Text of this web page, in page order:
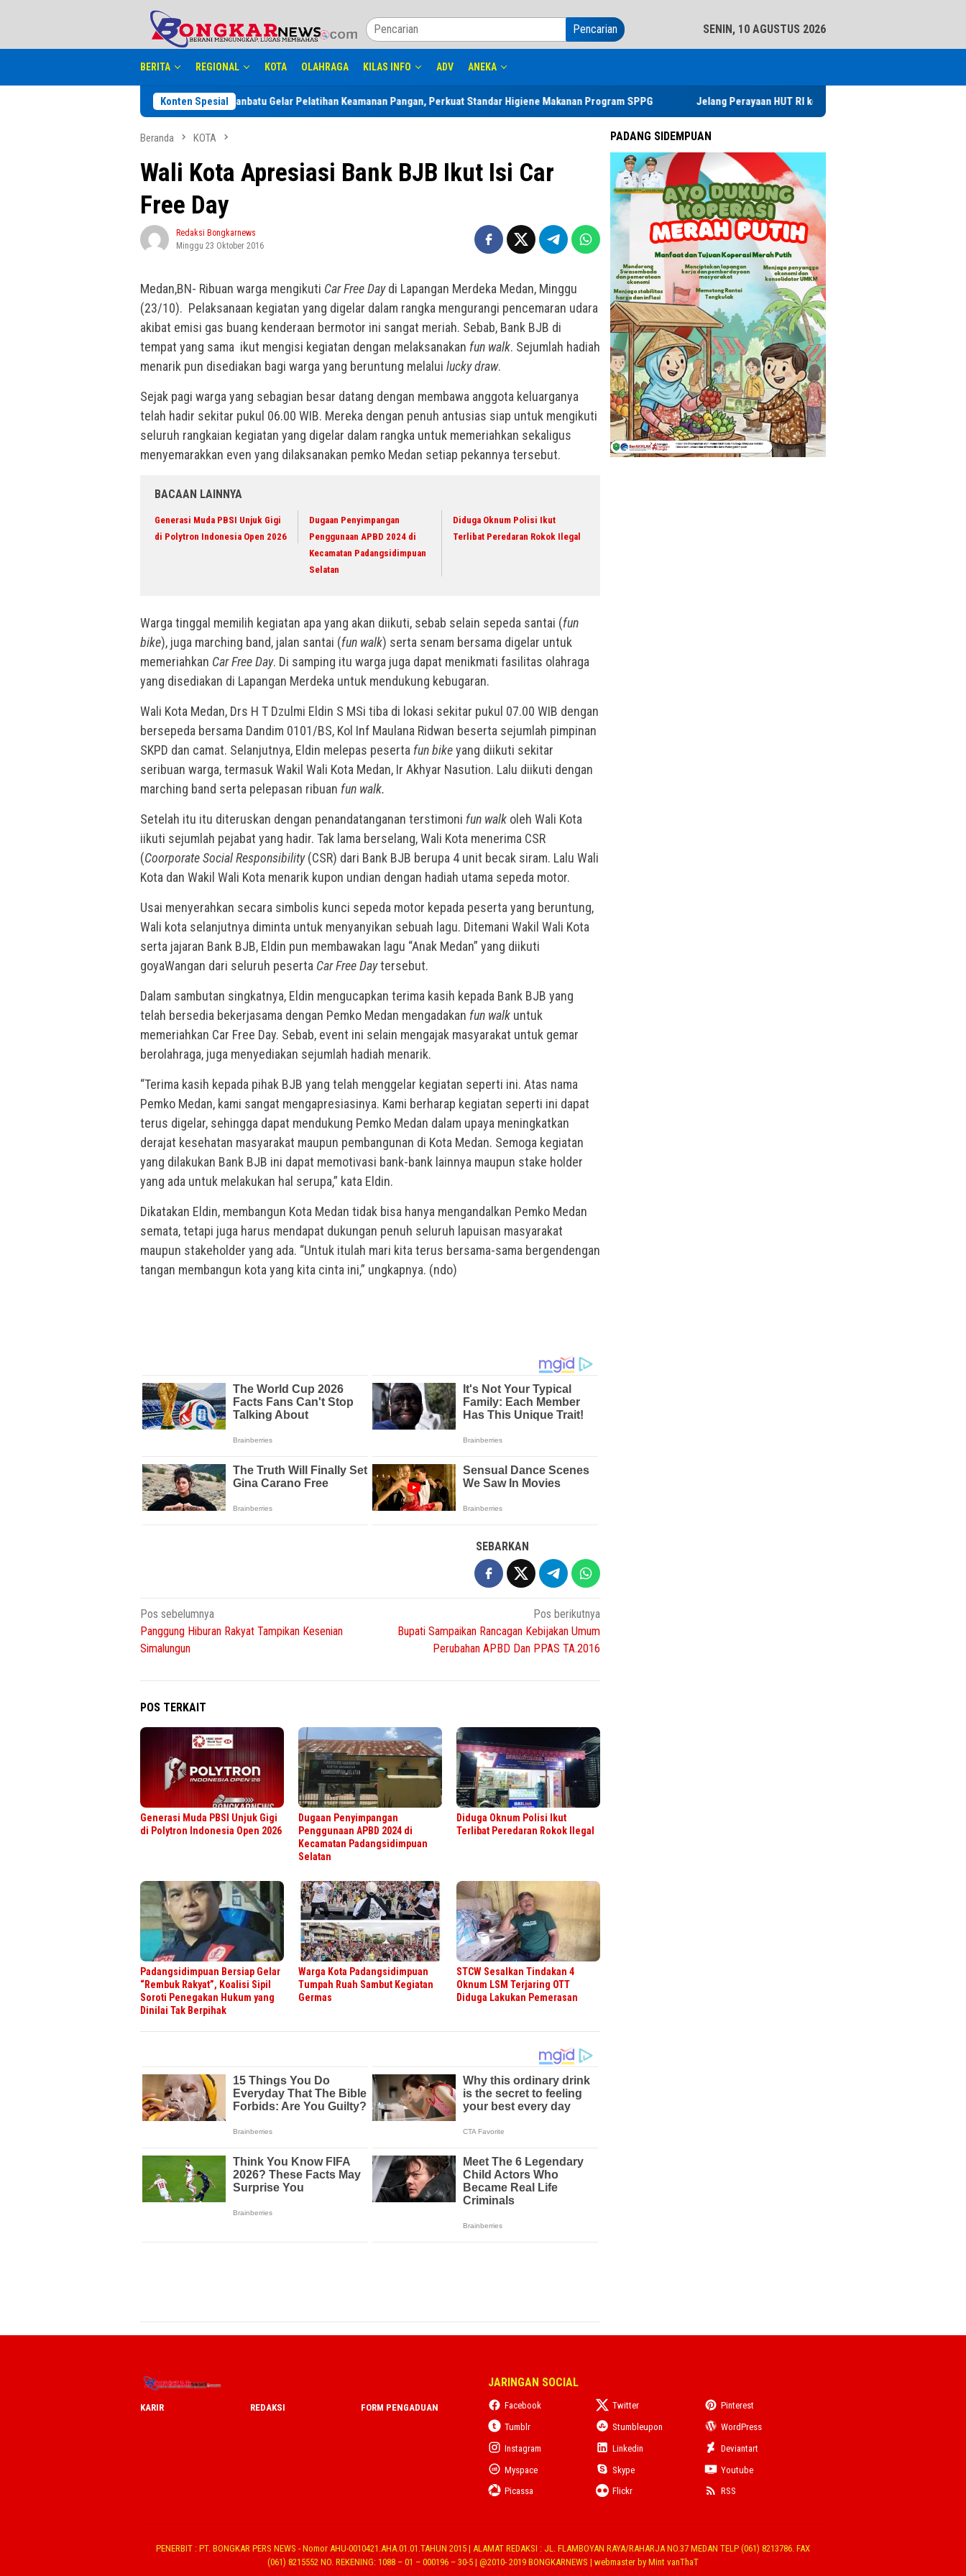
Pencarian SENIN, 10 AGUSTUS 2026
BERITA REGIONAL KOTA OLAHRAGA KILAS INFO ADV ANEKA
Konten Spesial
Dinkes Labuhanbatu Gelar Pelatihan Keamanan Pangan, Perkuat Standar Higiene Makanan Program SPPG Jelang Perayaan HUT RI ke 81, Rutan Kelas IIB Sidikalang Adakan Kegiatan
Beranda KOTA
Wali Kota Apresiasi Bank BJB Ikut Isi Car
Free Day
Redaksi Bongkarnews
Minggu 23 Oktober 2016
Medan,BN- Ribuan warga mengikuti Car Free Daydi Lapangan Merdeka Medan, Minggu
(23/10). Pelaksanaan kegiatan yang digelar dalam rangka mengurangi pencemaran udara
akibat emisi gas buang kenderaan bermotor ini sangat meriah. Sebab, Bank BJB di
tempat yang sama ikut mengisi kegiatan dengan melaksanakan fun walk. Sejumlah hadiah
menarik pun disediakan bagi warga yang beruntung melalui lucky draw.
Sejak pagi warga yang sebagian besar datang dengan membawa anggota keluarganya
telah hadir sekitar pukul 06.00 WIB. Mereka dengan penuh antusias siap untuk mengikuti
seluruh rangkaian kegiatan yang digelar dalam rangka untuk memeriahkan sekaligus
menyemarakkan even yang dilaksanakan pemko Medan setiap pekannya tersebut.
BACAAN LAINNYA
Generasi Muda PBSI Unjuk Gigi
di Polytron Indonesia Open 2026
Dugaan Penyimpangan
Penggunaan APBD 2024 di
Kecamatan Padangsidimpuan
Selatan
Diduga Oknum Polisi Ikut
Terlibat Peredaran Rokok Ilegal
Warga tinggal memilih kegiatan apa yang akan diikuti, sebab selain sepeda santai (fun
bike), juga marching band, jalan santai (fun walk) serta senam bersama digelar untuk
memeriahkan Car Free Day. Di samping itu warga juga dapat menikmati fasilitas olahraga
yang disediakan di Lapangan Merdeka untuk mendukung kebugaran.
Wali Kota Medan, Drs H T Dzulmi Eldin S MSi tiba di lokasi sekitar pukul 07.00 WIB dengan
bersepeda bersama Dandim 0101/BS, Kol Inf Maulana Ridwan beserta sejumlah pimpinan
SKPD dan camat. Selanjutnya, Eldin melepas peserta fun bikeyang diikuti sekitar
seribuan warga, termasuk Wakil Wali Kota Medan, Ir Akhyar Nasution. Lalu diikuti dengan
marching band serta pelepasan ribuan fun walk.
Setelah itu itu diteruskan dengan penandatanganan terstimoni fun walk oleh Wali Kota
iikuti sejumlah pejabat yang hadir. Tak lama berselang, Wali Kota menerima CSR
(Coorporate Social Responsibility(CSR) dari Bank BJB berupa 4 unit becak siram. Lalu Wali
Kota dan Wakil Wali Kota menarik kupon undian dengan hadiah utama sepeda motor.
Usai menyerahkan secara simbolis kunci sepeda motor kepada peserta yang beruntung,
Wali kota selanjutnya diminta untuk menyanyikan sebuah lagu. Ditemani Wakil Wali Kota
serta jajaran Bank BJB, Eldin pun membawakan lagu “Anak Medan” yang diikuti
goyaWangan dari seluruh peserta Car Free Daytersebut.
Dalam sambutan singkatnya, Eldin mengucapkan terima kasih kepada Bank BJB yang
telah bersedia bekerjasama dengan Pemko Medan mengadakan fun walk untuk
memeriahkan Car Free Day. Sebab, event ini selain mengajak masyarakat untuk gemar
berolahraga, juga menyediakan sejumlah hadiah menarik.
“Terima kasih kepada pihak BJB yang telah menggelar kegiatan seperti ini. Atas nama
Pemko Medan, kami sangat mengapresiasinya. Kami berharap kegiatan seperti ini dapat
terus digelar, sehingga dapat mendukung Pemko Medan dalam upaya meningkatkan
derajat kesehatan masyarakat maupun pembangunan di Kota Medan. Semoga kegiatan
yang dilakukan Bank BJB ini dapat memotivasi bank-bank lainnya maupun stake holder
yang ada untuk melakukan hal serupa,” kata Eldin.
Dikatakan Eldin, membangun Kota Medan tidak bisa hanya mengandalkan Pemko Medan
semata, tetapi juga harus mendapat dukungan penuh seluruh lapuisan masyarakat
maupun stakeholder yang ada. “Untuk itulah mari kita terus bersama-sama bergendengan
tangan membangun kota yang kita cinta ini,” ungkapnya. (ndo)
SEBARKAN
Navigasi
pos
Pos sebelumnya
Panggung Hiburan Rakyat Tampikan Kesenian
Simalungun
Pos berikutnya
Bupati Sampaikan Rancagan Kebijakan Umum
Perubahan APBD Dan PPAS TA.2016
POS TERKAIT
Generasi Muda PBSI Unjuk Gigi
di Polytron Indonesia Open 2026
Dugaan Penyimpangan
Penggunaan APBD 2024 di
Kecamatan Padangsidimpuan
Selatan
Diduga Oknum Polisi Ikut
Terlibat Peredaran Rokok Ilegal
Padangsidimpuan Bersiap Gelar
“Rembuk Rakyat”, Koalisi Sipil
Soroti Penegakan Hukum yang
Dinilai Tak Berpihak
Warga Kota Padangsidimpuan
Tumpah Ruah Sambut Kegiatan
Germas
STCW Sesalkan Tindakan 4
Oknum LSM Terjaring OTT
Diduga Lakukan Pemerasan
PADANG SIDEMPUAN
KARIR REDAKSI FORM PENGADUAN
JARINGAN SOCIAL
Facebook Twitter
Pinterest
Tumblr
Stumbleupon
WordPress
Instagram
Linkedin
Deviantart
Myspace
Skype
Youtube
Picassa
Flickr RSS
PENERBIT : PT. BONGKAR PERS NEWS - Nomor AHU-0010421.AHA.01.01.TAHUN 2015 | ALAMAT REDAKSI : JL. FLAMBOYAN RAYA/RAHARJA NO.37 MEDAN TELP (061) 8213786. FAX
(061) 8215552 NO. REKENING: 1088 – 01 – 000196 – 30-5 | @2010- 2019 BONGKARNEWS | webmaster by Mint vanThaT